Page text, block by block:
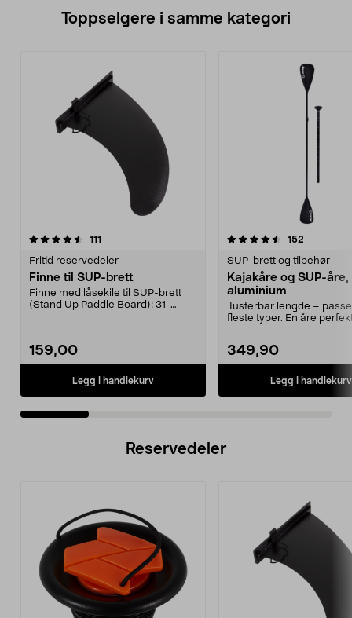
Toppselgere i samme kategori
111
Fritid reservedeler
Finne til SUP-brett
Finne med låsekile til SUP-brett
(Stand Up Paddle Board): 31-
159,00
Legg i handlekurv
4.5 av 5 stjerner 152
SUP-brett og tilbehør
Kajakåre og SUP-
aluminium
Justerbar lengde –
fleste typer. En åre
349,90
Legg i handlekurv
4.5 av 5 stjerner
Reservedeler